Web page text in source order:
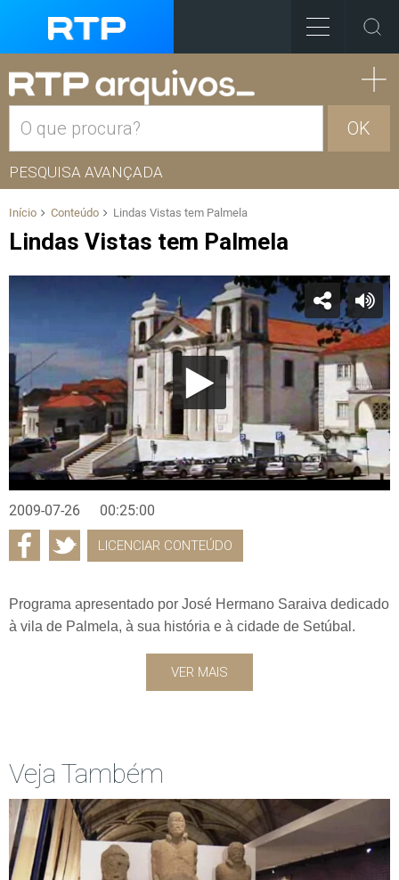
OK
PESQUISA AVANÇADA
Início Conteúdo Lindas Vistas tem Palmela
Lindas Vistas tem Palmela
2009-07-26 00:25:00
LICENCIAR CONTEÚDO
Programa apresentado por José Hermano Saraiva dedicado
à vila de Palmela, à sua história e à cidade de Setúbal.
VER MAIS
Veja Também